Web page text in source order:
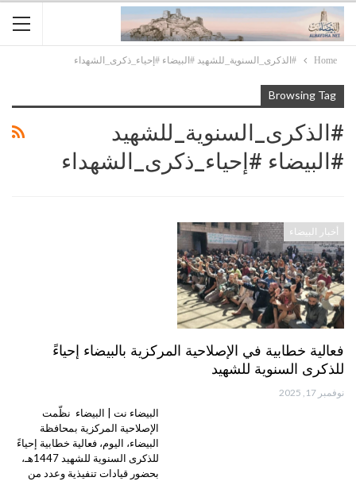
Home #الذكرى_السنوية_للشهيد #البيضاء #إحياء_ذكرى_الشهداء
Browsing Tag
#الذكرى_السنوية_للشهيد
#البيضاء #إحياء_ذكرى_الشهداء
أخبار البيضاء
فعالية خطابية في الإصلاحية المركزية بالبيضاء إحياءً
للذكرى السنوية للشهيد
نوفمبر 17, 2025
البيضاء نت | البيضاء نظّمت
الإصلاحية المركزية بمحافظة
البيضاء، اليوم، فعالية خطابية إحياءً
للذكرى السنوية للشهيد 1447هـ،
بحضور قيادات تنفيذية وعدد من